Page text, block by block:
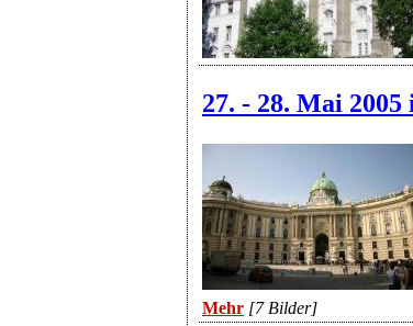
27. - 28. Mai 2005
Mehr [7 Bilder]